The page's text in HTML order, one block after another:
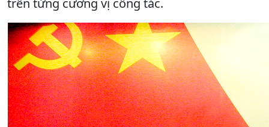
trên từng cương vị công tác.